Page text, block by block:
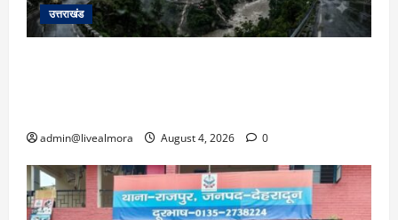
उत्तराखंड
admin@livealmora August 4, 2026 0